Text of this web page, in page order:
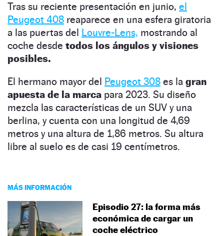
Tras su reciente presentación en junio, el
Peugeot 408 reaparece en una esfera giratoria
a las puertas del Louvre-Lens, mostrando al
coche desde todos los ángulos y visiones
posibles.
El hermano mayor del Peugeot 308 es la gran
apuesta de la marca para 2023. Su diseño
mezcla las características de un SUV y una
berlina, y cuenta con una longitud de 4,69
metros y una altura de 1,86 metros. Su altura
libre al suelo es de casi 19 centímetros.
MÁS INFORMACIÓN
Episodio 27: la forma más
económica de cargar un
coche eléctrico